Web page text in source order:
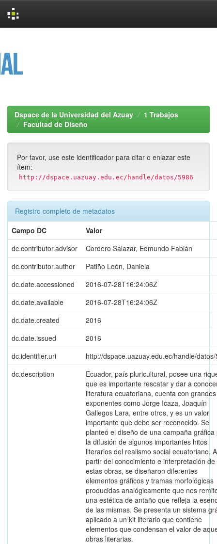
Dspace de la Universidad del Azuay
1 Trabajos
Facultad de Diseño
Por favor, use este identificador para citar o enlazar este
ítem:
http://dspace.uazuay.edu.ec/handle/datos/5986
Registro completo de metadatos
Campo DC
Valor
dc.contributor.advisor
Cordero Salazar, Edmundo Fabián
dc.contributor.author
Patiño León, Daniela
dc.date.accessioned
2016-07-28T16:24:06Z
dc.date.available
2016-07-28T16:24:06Z
dc.date.created
2016
dc.date.issued
2016
dc.identifier.uri
http://dspace.uazuay.edu.ec/handle/
dc.description
Ecuador, país pluricultural, posee una
que es importante rescatar y dar a
literatura ecuatoriana, cuenta con grandes
exponentes como Jorge Icaza, Joaquín
Gallegos Lara, entre otros, y es un valor
importante que debe ser reconocido. Se
planteó el diseño de una campaña gráfica
la difusión de algunos importantes hitos
literarios del realismo social ecuatoriano. A
partir del conocimiento e interpretación de
estas obras, se diseñaron diferentes
elementos gráficos y tramas morfológicas
producidas analógicamente que nos
una estética de antaño que refleja la
de las mismas. Se presenta un sistema
aplicado a un kit literario que contiene
elementos que condensan el valor de
obras literarias.